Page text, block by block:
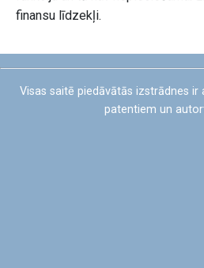
finansu līdzekļi.
Visas saitē piedāvātās izstrādnes
patentiem un